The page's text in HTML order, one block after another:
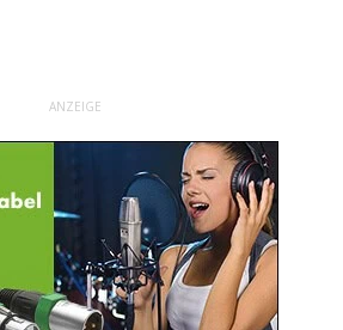
ANZEIGE